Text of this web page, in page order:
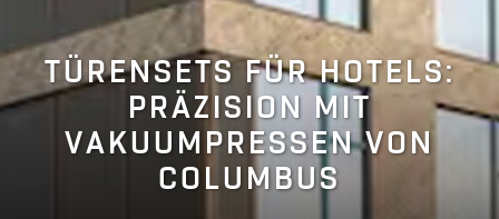
TÜRENSETS FÜR HOTELS:
PRÄZISION MIT
VAKUUMPRESSEN VON
COLUMBUS